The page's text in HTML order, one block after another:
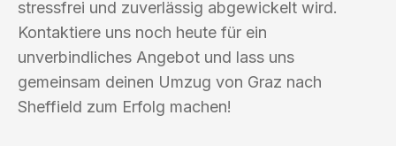
stressfrei und zuverlässig abgewickelt wird.
Kontaktiere uns noch heute für ein
unverbindliches Angebot und lass uns
gemeinsam deinen Umzug von Graz nach
Sheffield zum Erfolg machen!